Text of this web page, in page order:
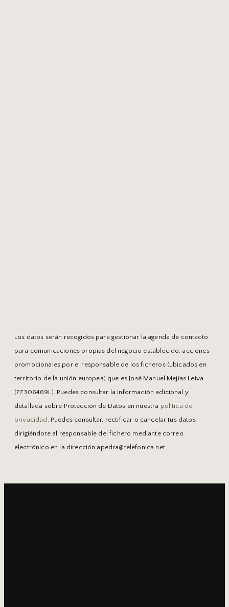
Los datos serán recogidos para gestionar la agenda de contacto
para comunicaciones propias del negocio establecido, acciones
promocionales por el responsable de los ficheros (ubicados en
territorio de la unión europea) que es José Manuel Mejías Leiva
(77306469L). Puedes consultar la información adicional y
detallada sobre Protección de Datos en nuestra política de
privacidad . Puedes consultar, rectificar o cancelar tus datos
dirigiéndote al responsable del fichero mediante correo
electrónico en la dirección apedra@telefonica.net.